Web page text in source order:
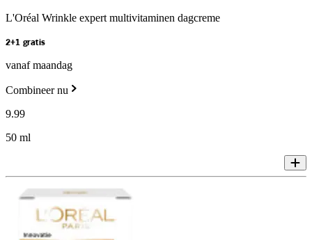
L'Oréal Wrinkle expert multivitaminen dagcreme
2+1 gratis
vanaf maandag
Combineer nu
9.99
50 ml